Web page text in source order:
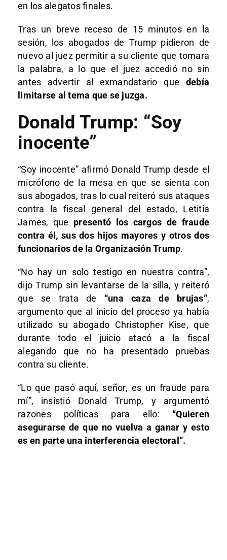
en los alegatos finales.
Tras un breve receso de 15 minutos en la
sesión, los abogados de Trump pidieron de
nuevo al juez permitir a su cliente que tomara
la palabra, a lo que el juez accedió no sin
antes advertir al exmandatario que debía
limitarse al tema que se juzga.
Donald Trump: “Soy
inocente”
“Soy inocente” afirmó Donald Trump desde el
micrófono de la mesa en que se sienta con
sus abogados, tras lo cual reiteró sus ataques
contra la fiscal general del estado, Letitia
James, que presentó los cargos de fraude
contra él, sus dos hijos mayores y otros dos
funcionarios de la Organización Trump.
“No hay un solo testigo en nuestra contra”,
dijo Trump sin levantarse de la silla, y reiteró
que se trata de “una caza de brujas”,
argumento que al inicio del proceso ya había
utilizado su abogado Christopher Kise, que
durante todo el juicio atacó a la fiscal
alegando que no ha presentado pruebas
contra su cliente.
“Lo que pasó aquí, señor, es un fraude para
mí”, insistió Donald Trump, y argumentó
razones políticas para ello: “Quieren
asegurarse de que no vuelva a ganar y esto
es en parte una interferencia electoral”.